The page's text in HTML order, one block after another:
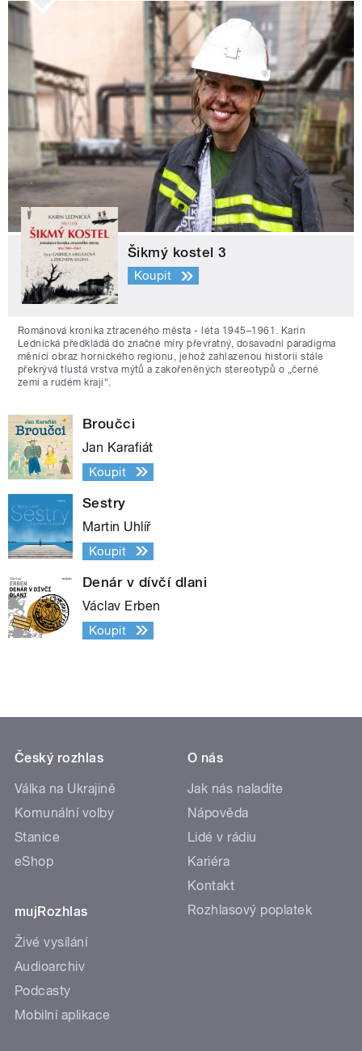
Šikmý kostel 3
Koupit
Románová kronika ztraceného města - léta 1945–1961. Karin
Lednická předkládá do značné míry převratný, dosavadní paradigma
měnící obraz hornického regionu, jehož zahlazenou historii stále
překrývá tlustá vrstva mýtů a zakořeněných stereotypů o „černé
zemi a rudém kraji“.
Broučci
Jan Karafiát
Koupit
Sestry
Martin Uhlíř
Koupit
Denár v dívčí dlani
Václav Erben
Koupit
Český rozhlas
Válka na Ukrajině
Komunální volby
Stanice
eShop
mujRozhlas
Živé vysílání
Audioarchiv
Podcasty
Mobilní aplikace
O nás
Jak nás naladíte
Nápověda
Lidé v rádiu
Kariéra
Kontakt
Rozhlasový poplatek